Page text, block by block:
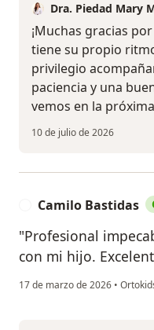
Dra. Piedad Mary
¡Muchas gracias
tiene su propio
privilegio
paciencia y una
vemos en la
10 de julio de 2026
Camilo Bastidas
"Profesional
con mi hijo.
17 de marzo de 2026 •